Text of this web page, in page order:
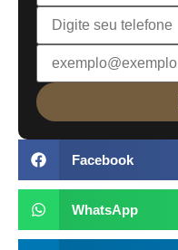
Facebook
WhatsApp